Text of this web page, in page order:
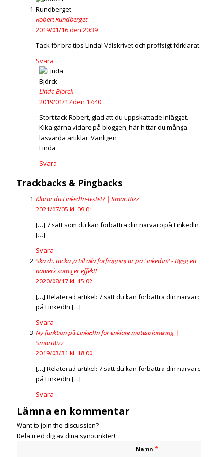
Robert Rundberget
2019/01/16 den 20:39
Tack för bra tips Linda! Välskrivet och proffsigt förklarat.
Svara
Linda Björck
2019/01/17 den 17:40
Stort tack Robert, glad att du uppskattade inlägget.
Kika gärna vidare på bloggen, här hittar du många
läsvärda artiklar. Vänligen
Linda
Svara
Trackbacks & Pingbacks
Klarar du LinkedIn-testet? | SmartBizz
2021/07/05 kl. 09:01
[…] 7 sätt som du kan förbättra din närvaro på LinkedIn
[…]
Svara
Ska du tacka ja till alla förfrågningar på LinkedIn? - Bygg ett
nätverk som ger effekt!
2020/08/17 kl. 15:02
[…] Relaterad artikel: 7 sätt du kan förbättra din närvaro
på LinkedIn […]
Svara
Ny funktion på LinkedIn för enklare mötesplanering |
SmartBizz
2019/03/31 kl. 18:00
[…] Relaterad artikel: 7 sätt du kan förbättra din närvaro
på LinkedIn […]
Svara
Lämna en kommentar
Want to join the discussion?
Dela med dig av dina synpunkter!
Namn *